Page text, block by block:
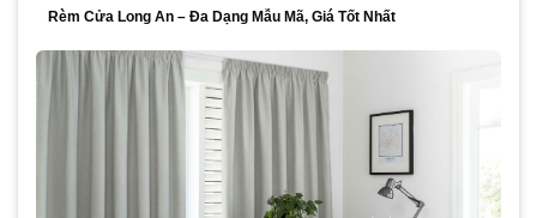
Rèm Cửa Long An – Đa Dạng Mẫu Mã, Giá Tốt Nhất